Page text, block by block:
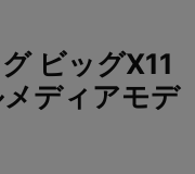
ビッグX11
ディアモデ